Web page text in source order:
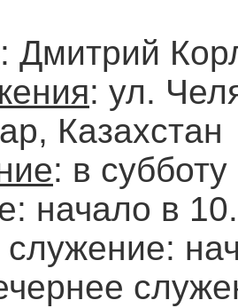
: Дмитрий
: ул.
Казахстан
: в
начало в